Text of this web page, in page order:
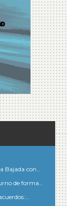
Bajada con…
de forma…